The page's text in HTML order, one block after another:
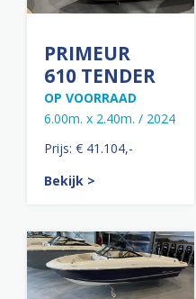
PRIMEUR
610 TENDER
OP VOORRAAD
6.00m. x 2.40m. / 2024
Prijs: € 41.104,-
Bekijk >